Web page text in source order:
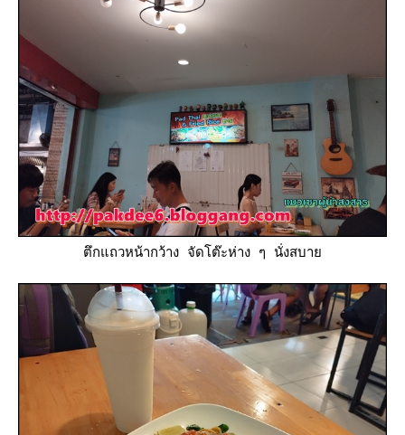
ตึกแถวหน้ากว้าง จัดโต๊ะห่าง ๆ นั่งสบา